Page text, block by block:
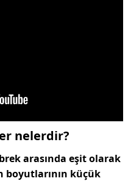
nelerdir?
arasında eşit olarak
boyutlarının küçük